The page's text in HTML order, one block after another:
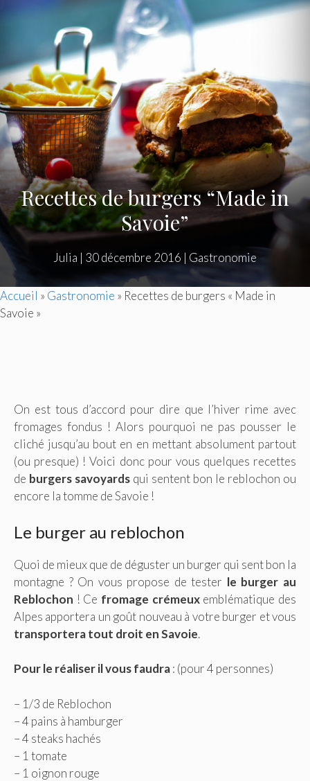
Recettes de burgers “Made in
Savoie”
Julia | 30 décembre 2016 | Gastronomie
Accueil » Gastronomie » Recettes de burgers « Made in
Savoie »
On est tous d’accord pour dire que l’hiver rime avec
fromages fondus ! Alors pourquoi ne pas pousser le
cliché jusqu’au bout en en mettant absolument partout
(ou presque) ! Voici donc pour vous quelques recettes
de burgers savoyards qui sentent bon le reblochon ou
encore la tomme de Savoie !
Le burger au reblochon
Quoi de mieux que de déguster un burger qui sent bon la
montagne ? On vous propose de tester le burger au
Reblochon ! Ce fromage crémeuxemblématique des
Alpes apportera un goût nouveau à votre burger et vous
transportera tout droit en Savoie.
Pour le réaliser il vous faudra: (pour 4 personnes)
– 1/3 de Reblochon
– 4 pains à hamburger
– 4 steaks hachés
– 1 tomate
– 1 oignon rouge